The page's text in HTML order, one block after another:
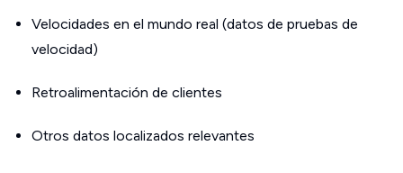
Velocidades en el mundo real (datos de pruebas de
velocidad)
Retroalimentación de clientes
Otros datos localizados relevantes